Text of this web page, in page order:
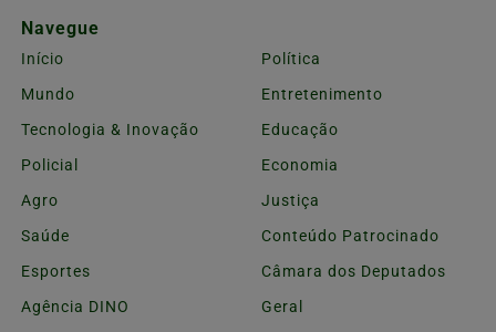
Navegue
Início
Política
Mundo
Entretenimento
Tecnologia & Inovação
Educação
Policial
Economia
Agro
Justiça
Saúde
Conteúdo Patrocinado
Esportes
Câmara dos Deputados
Agência DINO
Geral